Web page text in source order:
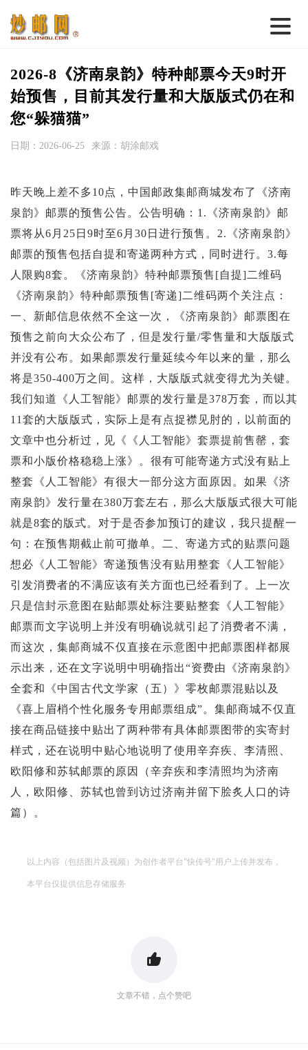
首 页
邮票行情
名家综述
实战论坛
新品预告
投资论坛
2026-8《济南泉韵》特种邮票今天9时开
始预售，目前其发行量和大版版式仍在和
您“躲猫猫”
日期：2026-06-25 来源：胡涂邮戏
昨天晚上差不多10点，中国邮政集邮商城发布了《济南
泉韵》邮票的预售公告。公告明确：1.《济南泉韵》邮
票将从6月25日9时至6月30日进行预售。2.《济南泉韵》
邮票的预售包括自提和寄递两种方式，同时进行。3.每
人限购8套。《济南泉韵》特种邮票预售[自提]二维码
《济南泉韵》特种邮票预售[寄递]二维码两个关注点：
一、新邮信息依然不全这一次，《济南泉韵》邮票图在
预售之前向大众公布了，但是发行量/零售量和大版版式
并没有公布。如果邮票发行量延续今年以来的量，那么
将是350-400万之间。这样，大版版式就变得尤为关键。
我们知道《人工智能》邮票的发行量是378万套，而以其
11套的大版版式，实际上是有点捉襟见肘的，以前面的
文章中也分析过，见《《人工智能》套票提前售罄，套
票和小版价格稳稳上涨》。很有可能寄递方式没有贴上
整套《人工智能》有很大一部分这方面原因。如果《济
南泉韵》发行量在380万套左右，那么大版版式很大可能
就是8套的版式。对于是否参加预订的建议，我只提醒一
句：在预售期截止前可撤单。二、寄递方式的贴票问题
想必《人工智能》寄递预售没有贴用整套《人工智能》
引发消费者的不满应该有关方面也已经看到了。上一次
只是信封示意图在贴邮票处标注要贴整套《人工智能》
邮票而文字说明上并没有明确说就引起了消费者不满，
而这次，集邮商城不仅直接在示意图中把邮票图样都展
示出来，还在文字说明中明确指出“资费由《济南泉韵》
全套和《中国古代文学家（五）》零枚邮票混贴以及
《喜上眉梢个性化服务专用邮票组成”。集邮商城不仅直
接在商品链接中贴出了两种带有具体邮票图带的实寄封
样式，还在说明中贴心地说明了使用辛弃疾、李清照、
欧阳修和苏轼邮票的原因（辛弃疾和李清照均为济南
人，欧阳修、苏轼也曾到访过济南并留下脍炙人口的诗
篇）。
以上内容（包括图片及视频）为创作者平台"快传号"用户上传并发布，
本平台仅提供信息存储服务
文章不错，点个赞吧